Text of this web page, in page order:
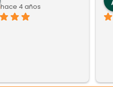
hace 4 años